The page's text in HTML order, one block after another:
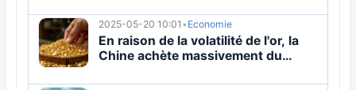
2025-05-20 10:01 • Economie
En raison de la volatilité de l'or, la
Chine achète massivement du
attendue